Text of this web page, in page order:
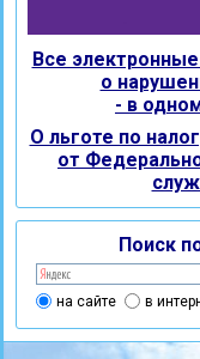
Все
о
- в
О льготе по
от
Поиск
на сайте в